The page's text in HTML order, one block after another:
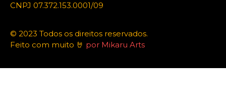
CNPJ 07.372.153.0001/09
© 2023 Todos os direitos reservados.
Feito com muito 🤘 por Mikaru Arts